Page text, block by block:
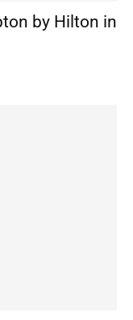
by Hilton in